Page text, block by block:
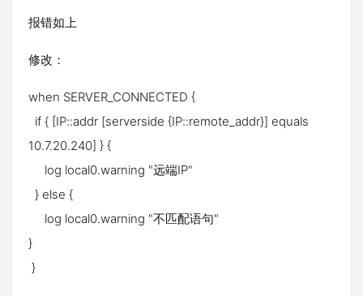
报错如上
修改：
when SERVER_CONNECTED {
if { [IP::addr [serverside {IP::remote_addr}] equals
10.7.20.240] } {
log local0.warning "远端IP"
} else {
log local0.warning "不匹配语句"
}
}